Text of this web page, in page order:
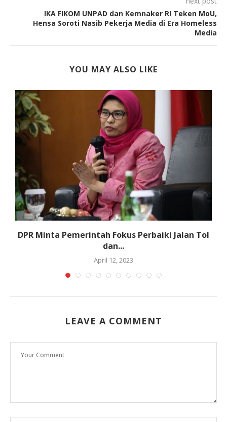
IKA FIKOM UNPAD dan Kemnaker RI Teken MoU,
Hensa Soroti Nasib Pekerja Media di Era Homeless
Media
YOU MAY ALSO LIKE
DPR Minta Pemerintah Fokus Perbaiki Jalan Tol
dan...
April 12, 2023
LEAVE A COMMENT